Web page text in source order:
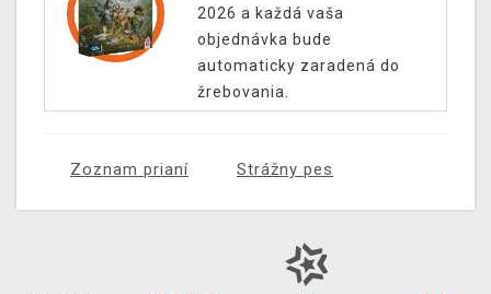
2026 a každá vaša
objednávka bude
automaticky zaradená do
žrebovania.
Zoznam prianí Strážny pes